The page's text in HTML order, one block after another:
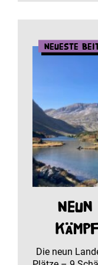
Neueste
Die neun